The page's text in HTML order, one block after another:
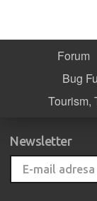
Forum
Bug
Tourism,
Newsletter